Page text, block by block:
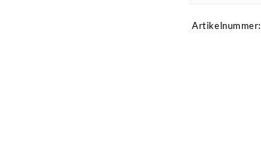
Artikelnummer: